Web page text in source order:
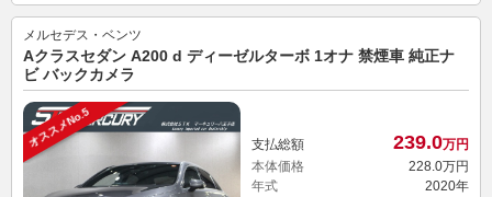
メルセデス・ベンツ
Aクラスセダン A200 d ディーゼルターボ 1オナ 禁煙車 純正ナ
ビ バックカメラ
オススメNo.5 支払総額 239.0万円
本体価格
228.0万円
年式
2020年